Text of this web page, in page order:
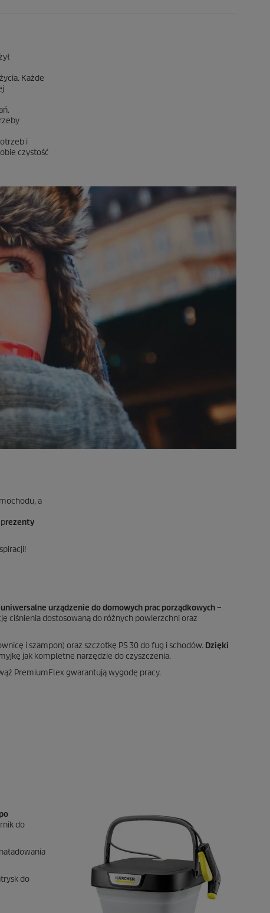
Każde
i
czystość
a
rezenty
urządzenie do domowych prac porządkowych –
ciśnienia dostosowaną do różnych powierzchni oraz
i szampon) oraz szczotkę PS 30 do fug i schodów. Dzięki
jak kompletne narzędzie do czyszczenia.
PremiumFlex gwarantują wygodę pracy.
do
do